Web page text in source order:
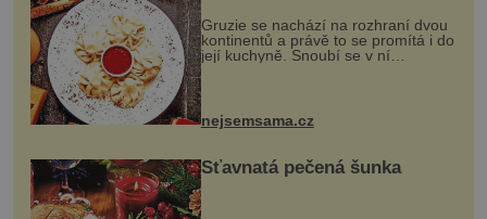
Gruzie se nachází na rozhraní dvou
kontinentů a právě to se promítá i do
její kuchyně. Snoubí se v ní
evropské a asijské chutě a díky tomu
pokrmy, které rozhodně st...
nejsemsama.cz
Šťavnatá pečená šunka